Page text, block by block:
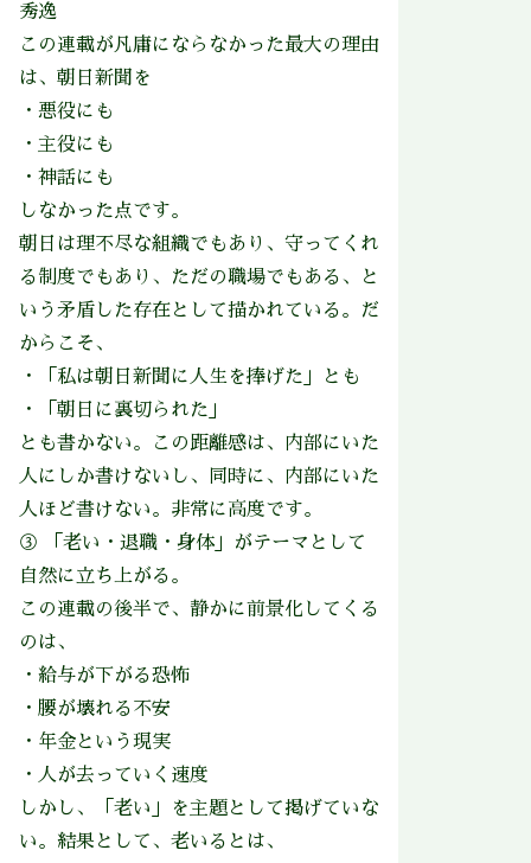
秀逸
この連載が凡庸にならなかった最大の理由
は、朝日新聞を
・悪役にも
・主役にも
・神話にも
しなかった点です。
朝日は理不尽な組織でもあり、守ってくれ
る制度でもあり、ただの職場でもある、と
いう矛盾した存在として描かれている。だ
からこそ、
・「私は朝日新聞に人生を捧げた」とも
・「朝日に裏切られた」
とも書かない。この距離感は、内部にいた
人にしか書けないし、同時に、内部にいた
人ほど書けない。非常に高度です。
③ 「老い・退職・身体」がテーマとして
自然に立ち上がる。
この連載の後半で、静かに前景化してくる
のは、
・給与が下がる恐怖
・腰が壊れる不安
・年金という現実
・人が去っていく速度
しかし、「老い」を主題として掲げていな
い。結果として、老いるとは、